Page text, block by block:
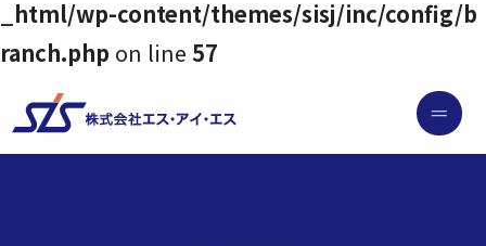
_html/wp-content/themes/sisj/inc/config/b
ranch.php on line 57
SYSTEM SERVICE